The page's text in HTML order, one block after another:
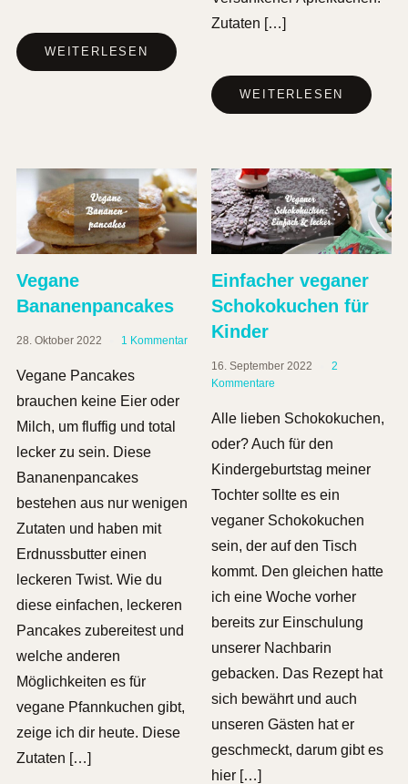
WEITERLESEN
Zutaten […]
WEITERLESEN
Vegane
Bananenpancakes
28. Oktober 2022 1 Kommentar
Vegane Pancakes
brauchen keine Eier oder
Milch, um fluffig und total
lecker zu sein. Diese
Bananenpancakes
bestehen aus nur wenigen
Zutaten und haben mit
Erdnussbutter einen
leckeren Twist. Wie du
diese einfachen, leckeren
Pancakes zubereitest und
welche anderen
Möglichkeiten es für
vegane Pfannkuchen gibt,
zeige ich dir heute. Diese
Zutaten […]
Einfacher veganer
Schokokuchen für
Kinder
16. September 2022
2
Kommentare
Alle lieben Schokokuchen,
oder? Auch für den
Kindergeburtstag meiner
Tochter sollte es ein
veganer Schokokuchen
sein, der auf den Tisch
kommt. Den gleichen hatte
ich eine Woche vorher
bereits zur Einschulung
unserer Nachbarin
gebacken. Das Rezept hat
sich bewährt und auch
unseren Gästen hat er
geschmeckt, darum gibt es
hier […]